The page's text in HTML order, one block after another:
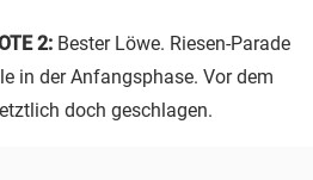
2: Bester Löwe. Riesen-Parade
in der Anfangsphase. Vor dem
doch geschlagen.